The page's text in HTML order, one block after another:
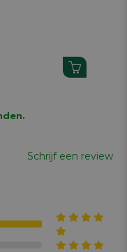
Schrijf een review